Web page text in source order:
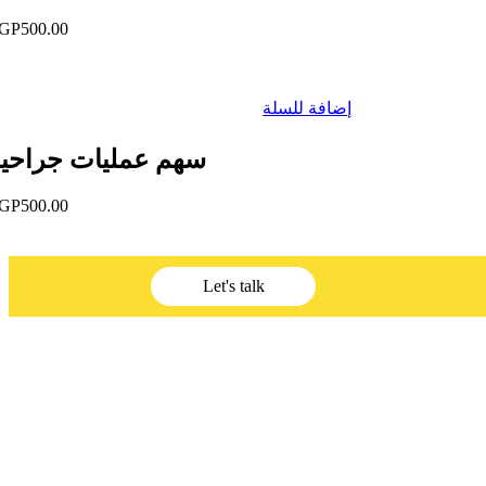
500.00
إضافة للسلة
سهم عمليات
500.00
Let's talk